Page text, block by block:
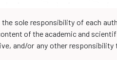
sole responsibility of each
of the academic and
and/or any other